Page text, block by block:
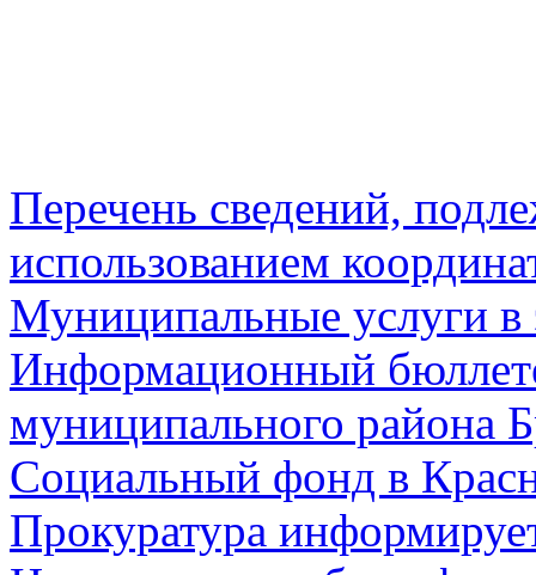
Перечень сведений,
использованием
Муниципальные услуги в
Информационный
муниципального района
Социальный фонд в
Прокуратура